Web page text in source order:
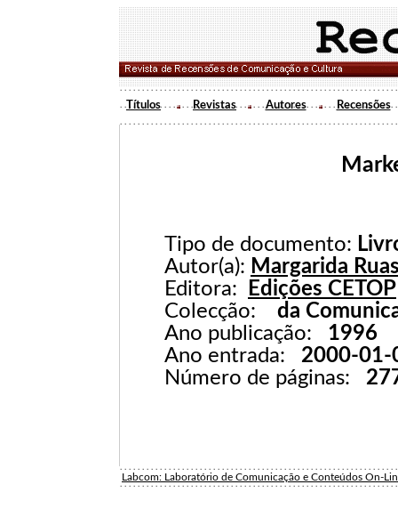
Títulos Revistas Autores Recensões
Tipo de documento:
Autor(a): Margarida
Editora:
Edições CETOP
Colecção: da
Ano publicação: 1996
Ano entrada: 2000-01-
Número de páginas:
Labcom: Laboratório de Comunicação e Conteúdos On-